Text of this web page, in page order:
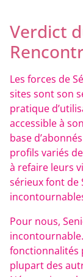
Verdict
Les forces de
sites sont son
pratique
accessible à
base
profils variés
à refaire leurs
sérieux font de
Pour nous,
fonctionnalités
plupart des